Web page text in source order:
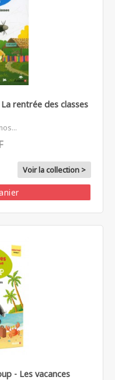
rentrée des classes
Voir la collection >
- Les vacances